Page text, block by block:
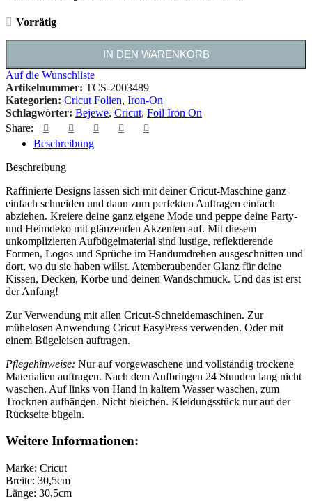
Vorrätig
IN DEN WARENKORB
Auf die Wunschliste
Artikelnummer: TCS-2003489
Kategorien: Cricut Folien, Iron-On
Schlagwörter: Bejewe, Cricut, Foil Iron On
Share:
Beschreibung
Beschreibung
Raffinierte Designs lassen sich mit deiner Cricut-Maschine ganz
einfach schneiden und dann zum perfekten Auftragen einfach
abziehen. Kreiere deine ganz eigene Mode und peppe deine Party-
und Heimdeko mit glänzenden Akzenten auf. Mit diesem
unkomplizierten Aufbügelmaterial sind lustige, reflektierende
Formen, Logos und Sprüche im Handumdrehen ausgeschnitten und
dort, wo du sie haben willst. Atemberaubender Glanz für deine
Kissen, Decken, Körbe und deinen Wandschmuck. Und das ist erst
der Anfang!
Zur Verwendung mit allen Cricut-Schneidemaschinen. Zur
mühelosen Anwendung Cricut EasyPress verwenden. Oder mit
einem Bügeleisen auftragen.
Pflegehinweise: Nur auf vorgewaschene und vollständig trockene
Materialien auftragen. Nach dem Aufbringen 24 Stunden lang nicht
waschen. Auf links von Hand in kaltem Wasser waschen, zum
Trocknen aufhängen. Nicht bleichen. Kleidungsstück nur auf der
Rückseite bügeln.
Weitere Informationen:
Marke: Cricut
Breite: 30,5cm
Länge: 30,5cm